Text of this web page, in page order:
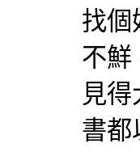
找個
不鮮
見
書都